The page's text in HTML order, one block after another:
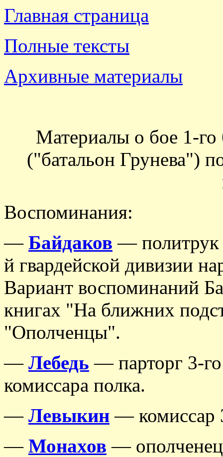
Главная страница
Полные тексты
Архивные материалы
Материалы о бое 1-
("батальон Грунева")
Воспоминания:
— Байдаков — политрук
й гвардейской дивизии
Вариант воспоминаний
книгах "На ближних
"Ополченцы".
— Лебедь — парторг 3-
комиссара полка.
— Левыкин — комиссар
— Монахов —